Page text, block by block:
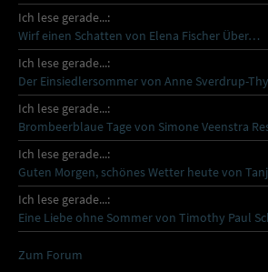
Ich lese gerade...:
Wirf einen Schatten von Elena Fischer Über…
Ich lese gerade...:
Der Einsiedlersommer von Anne Sverdrup-
Ich lese gerade...:
Brombeerblaue Tage von Simone Veenstra
Ich lese gerade...:
Guten Morgen, schönes Wetter heute von
Ich lese gerade...:
Eine Liebe ohne Sommer von Timothy Paul
Zum Forum